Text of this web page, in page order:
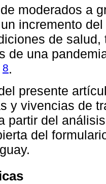
moderados a
incremento
de
de una
8.
presente
y vivencias de
partir del
del